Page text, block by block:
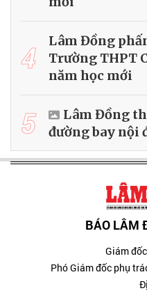
4
Lâm Đồng
Trường THPT
năm học mới
5
Lâm Đồng
đường bay nội
BÁO LÂM
Giám
Phó Giám đốc phụ